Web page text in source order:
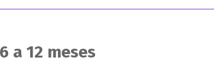
a 12 meses